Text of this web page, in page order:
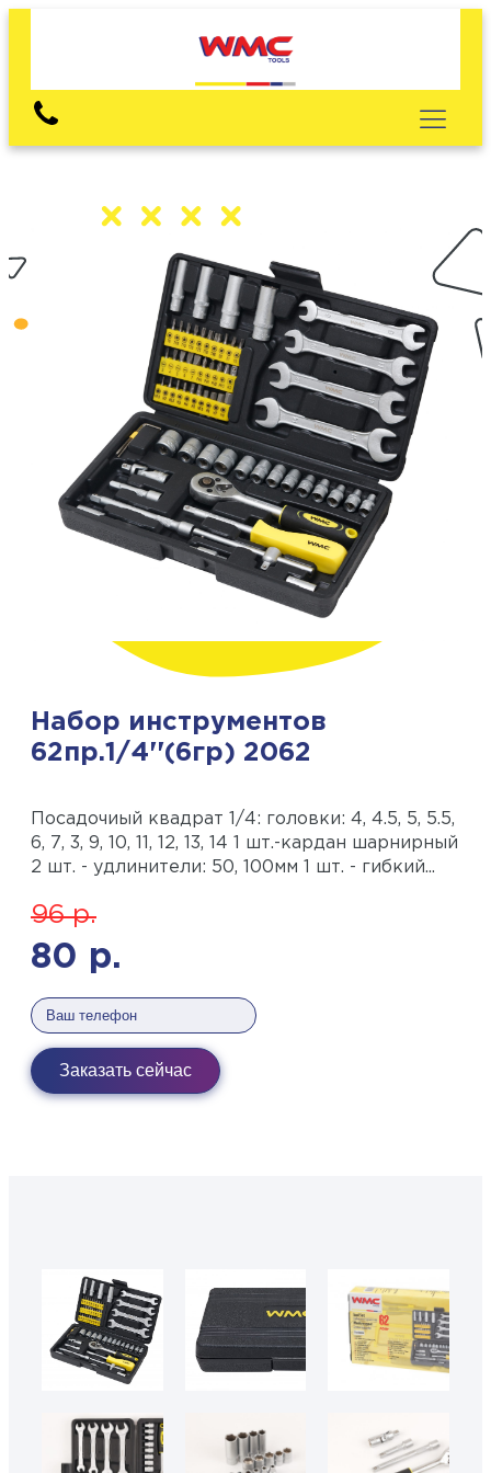
Набор инструментов
62пр.1/4''(6гр) 2062
Поcадочиый квадрат 1/4: головки: 4, 4.5, 5, 5.5,
6, 7, 3, 9, 10, 11, 12, 13, 14 1 шт.-кардан шарнирный
2 шт. - удлинители: 50, 100мм 1 шт. - гибкий...
96р.
80 р.
Заказать сейчас